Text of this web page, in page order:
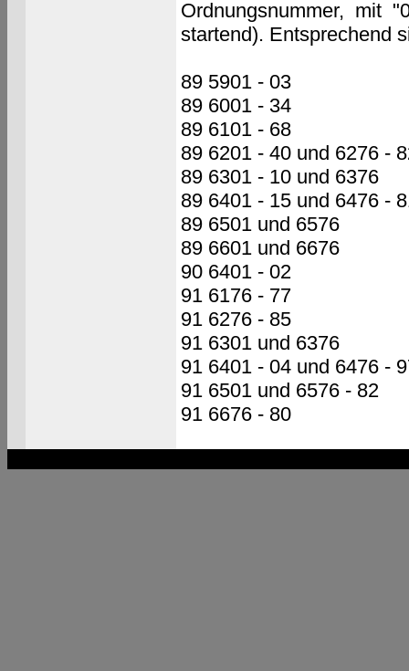
Ordnungsnummer, mit
startend). Entsprechend
89 5901 - 03
89 6001 - 34
89 6101 - 68
89 6201 - 40 und 6276 -
89 6301 - 10 und 6376
89 6401 - 15 und 6476 -
89 6501 und 6576
89 6601 und 6676
90 6401 - 02
91 6176 - 77
91 6276 - 85
91 6301 und 6376
91 6401 - 04 und 6476 -
91 6501 und 6576 - 82
91 6676 - 80